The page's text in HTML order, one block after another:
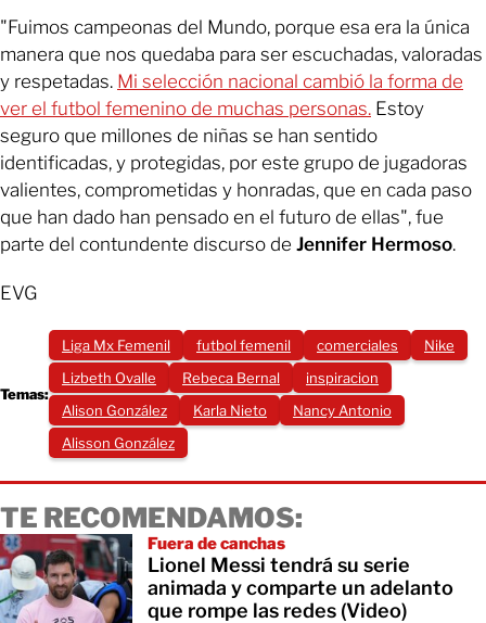
"Fuimos campeonas del Mundo, porque esa era la única
manera que nos quedaba para ser escuchadas, valoradas
y respetadas. Mi selección nacional cambió la forma de
ver el futbol femenino de muchas personas. Estoy
seguro que millones de niñas se han sentido
identificadas, y protegidas, por este grupo de jugadoras
valientes, comprometidas y honradas, que en cada paso
que han dado han pensado en el futuro de ellas", fue
parte del contundente discurso de Jennifer Hermoso.
EVG
Temas:
Liga Mx Femenil futbol femenil comerciales
Nike
Lizbeth Ovalle
Rebeca Bernal
inspiracion
Alison González
Karla Nieto
Nancy Antonio
Alisson González
TE RECOMENDAMOS:
Fuera de canchas
Lionel Messi tendrá su serie
animada y comparte un adelanto
que rompe las redes (Video)